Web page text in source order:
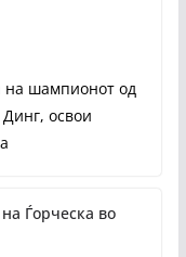
на шампионот од
Динг, освои
Ѓорческа во